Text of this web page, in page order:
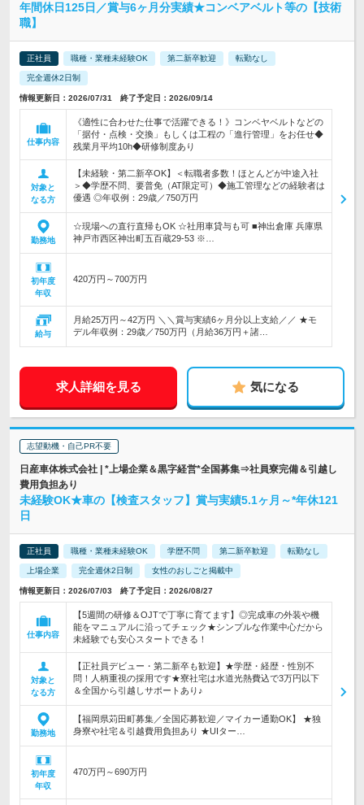
年間休日125日／賞与6ヶ月分実績★コンベアベルト等の【技術
職】
正社員 職種・業種未経験OK 第二新卒歓迎 転勤なし
完全週休2日制
情報更新日：2026/07/31 終了予定日：2026/09/14
仕事内容
《適性に合わせた仕事で活躍できる！》コンベヤベルトなどの
「据付・点検・交換」もしくは工程の「進行管理」をお任せ◆
残業月平均10h◆研修制度あり
対象と
なる方
【未経験・第二新卒OK】＜転職者多数！ほとんどが中途入社
＞◆学歴不問、要普免（AT限定可）◆施工管理などの経験者は
優遇 ◎年収例：29歳／750万円
勤務地
☆現場への直行直帰もOK ☆社用車貸与も可 ■神出倉庫 兵庫県
神戸市西区神出町五百蔵29-53 ※…
初年度
年収
420万円～700万円
給与
月給25万円～42万円 ＼＼賞与実績6ヶ月分以上支給／／ ★モ
デル年収例：29歳／750万円（月給36万円＋諸…
求人詳細を見る 気になる
志望動機・自己PR不要
日産車体株式会社 | *上場企業＆黒字経営*全国募集⇒社員寮完備＆引越し
費用負担あり
未経験OK★車の【検査スタッフ】賞与実績5.1ヶ月～*年休121
日
正社員 職種・業種未経験OK 学歴不問 第二新卒歓迎 転勤なし
上場企業 完全週休2日制 女性のおしごと掲載中
情報更新日：2026/07/03 終了予定日：2026/08/27
仕事内容
【5週間の研修＆OJTで丁寧に育てます】◎完成車の外装や機
能をマニュアルに沿ってチェック★シンプルな作業中心だから
未経験でも安心スタートできる！
対象と
なる方
【正社員デビュー・第二新卒も歓迎】★学歴・経歴・性別不
問！人柄重視の採用です★寮社宅は水道光熱費込で3万円以下
＆全国から引越しサポートあり♪
勤務地
【福岡県苅田町募集／全国応募歓迎／マイカー通勤OK】 ★独
身寮や社宅＆引越費用負担あり ★UIター…
初年度
年収
470万円～690万円